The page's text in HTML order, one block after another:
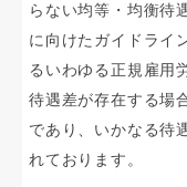
らない均等・均衡待
に向けたガイドライ
るいわゆる正規雇用
待遇差が存在する場
であり、いかなる待
れております。